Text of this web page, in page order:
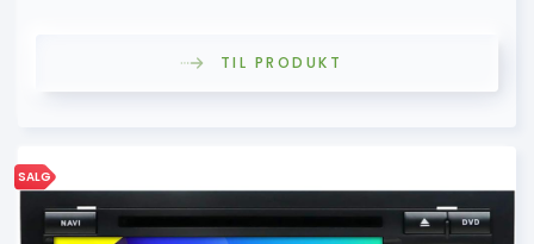
TIL PRODUKT
SALG